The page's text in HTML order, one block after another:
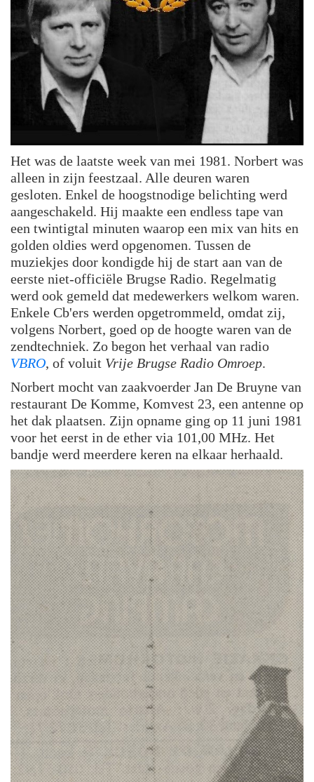
Het was de laatste week van mei 1981. Norbert was
alleen in zijn feestzaal. Alle deuren waren
gesloten. Enkel de hoogstnodige belichting werd
aangeschakeld. Hij maakte een endless tape van
een twintigtal minuten waarop een mix van hits en
golden oldies werd opgenomen. Tussen de
muziekjes door kondigde hij de start aan van de
eerste niet-officiële Brugse Radio. Regelmatig
werd ook gemeld dat medewerkers welkom waren.
Enkele Cb'ers werden opgetrommeld, omdat zij,
volgens Norbert, goed op de hoogte waren van de
zendtechniek. Zo begon het verhaal van radio
VBRO, of voluit Vrije Brugse Radio Omroep.
Norbert mocht van zaakvoerder Jan De Bruyne van
restaurant De Komme, Komvest 23, een antenne op
het dak plaatsen. Zijn opname ging op 11 juni 1981
voor het eerst in de ether via 101,00 MHz. Het
bandje werd meerdere keren na elkaar herhaald.